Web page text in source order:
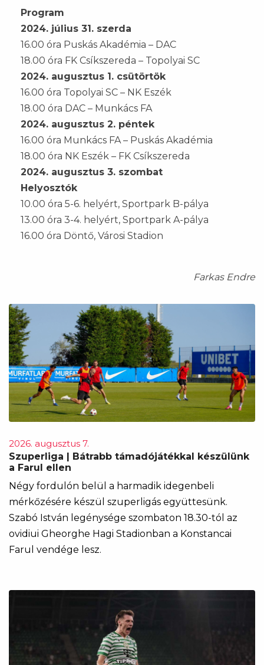
Program
2024. július 31. szerda
16.00 óra Puskás Akadémia – DAC
18.00 óra FK Csíkszereda – Topolyai SC
2024. augusztus 1. csütörtök
16.00 óra Topolyai SC – NK Eszék
18.00 óra DAC – Munkács FA
2024. augusztus 2. péntek
16.00 óra Munkács FA – Puskás Akadémia
18.00 óra NK Eszék – FK Csíkszereda
2024. augusztus 3. szombat
Helyosztók
10.00 óra 5-6. helyért, Sportpark B-pálya
13.00 óra 3-4. helyért, Sportpark A-pálya
16.00 óra Döntő, Városi Stadion
Farkas Endre
2026. augusztus 7.
Szuperliga | Bátrabb támadójátékkal készülünk
a Farul ellen
Négy fordulón belül a harmadik idegenbeli
mérkőzésére készül szuperligás együttesünk.
Szabó István legénysége szombaton 18.30-tól az
ovidiui Gheorghe Hagi Stadionban a Konstancai
Farul vendége lesz.